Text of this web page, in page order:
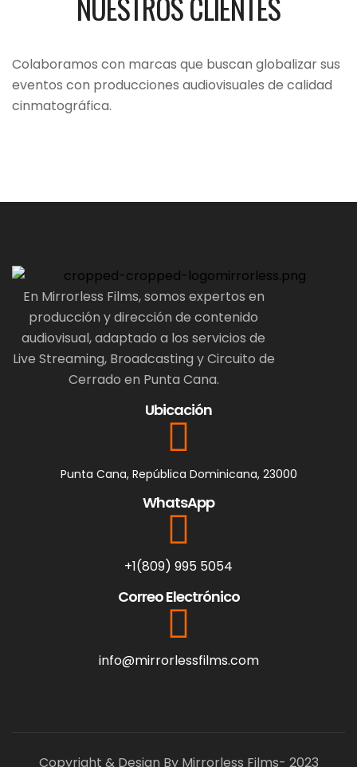
Colaboramos con marcas que buscan globalizar sus
eventos con producciones audiovisuales de calidad
cinmatográfica.
En Mirrorless Films, somos expertos en
producción y dirección de contenido
audiovisual, adaptado a los servicios de
Live Streaming, Broadcasting y Circuito de
Cerrado en Punta Cana.
Ubicación
Punta Cana, República Dominicana, 23000
WhatsApp
+1(809) 995 5054
Correo Electrónico
info@mirrorlessfilms.com
Copyright & Design By Mirrorless Films- 2023